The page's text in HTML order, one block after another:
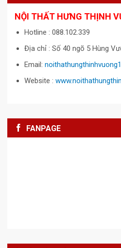
NỘI THẤT HƯNG THỊNH
Hotline : 088.102.339
Địa chỉ : Số 40 ngõ 5 Hùng
Email:
Website :
FANPAGE